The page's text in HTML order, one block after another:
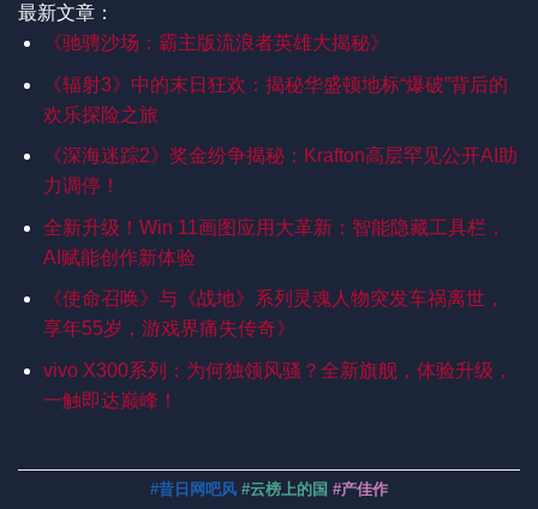
最新文章：
《驰骋沙场：霸主版流浪者英雄大揭秘》
《辐射3》中的末日狂欢：揭秘华盛顿地标“爆破”背后的
欢乐探险之旅
《深海迷踪2》奖金纷争揭秘：Krafton高层罕见公开AI助
力调停！
全新升级！Win 11画图应用大革新：智能隐藏工具栏，
AI赋能创作新体验
《使命召唤》与《战地》系列灵魂人物突发车祸离世，
享年55岁，游戏界痛失传奇》
vivo X300系列：为何独领风骚？全新旗舰，体验升级，
一触即达巅峰！
#昔日网吧风 #云榜上的国 #产佳作